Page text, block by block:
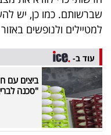
דרושים
ניוזלטרים
מייל
אדום
שברשותם. כמו כן, יש
למטיילים ולנופשים
עוד ב-
ביצים עם
"סכנה